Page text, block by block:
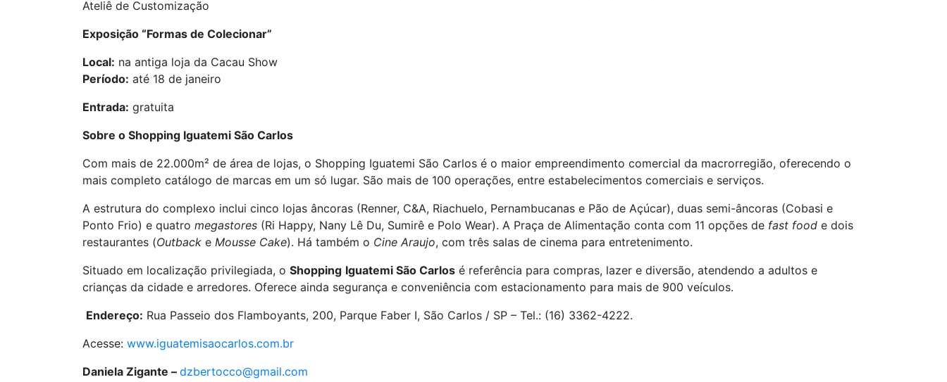
Ateliê de Customização
Exposição “Formas de Colecionar”
Local: na antiga loja da Cacau Show
Período: até 18 de janeiro
Entrada: gratuita
Sobre o Shopping Iguatemi São Carlos
Com mais de 22.000m² de área de lojas, o Shopping Iguatemi São Carlos é o maior empreendimento comercial da macrorregião, oferecendo o
mais completo catálogo de marcas em um só lugar. São mais de 100 operações, entre estabelecimentos comerciais e serviços.
A estrutura do complexo inclui cinco lojas âncoras (Renner, C&A, Riachuelo, Pernambucanas e Pão de Açúcar), duas semi-âncoras (Cobasi e
Ponto Frio) e quatro megastores (Ri Happy, Nany Lê Du, Sumirê e Polo Wear). A Praça de Alimentação conta com 11 opções de fast food e dois
restaurantes (Outback e Mousse Cake). Há também o Cine Araujo, com três salas de cinema para entretenimento.
Situado em localização privilegiada, o Shopping Iguatemi São Carlos é referência para compras, lazer e diversão, atendendo a adultos e
crianças da cidade e arredores. Oferece ainda segurança e conveniência com estacionamento para mais de 900 veículos.
Endereço: Rua Passeio dos Flamboyants, 200, Parque Faber I, São Carlos / SP – Tel.: (16) 3362-4222.
Acesse: www.iguatemisaocarlos.com.br
Daniela Zigante – dzbertocco@gmail.com